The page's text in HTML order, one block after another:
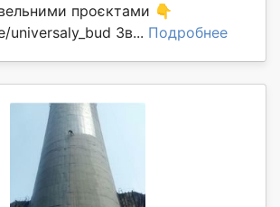
проєктами 👇
Зв... Подробнее